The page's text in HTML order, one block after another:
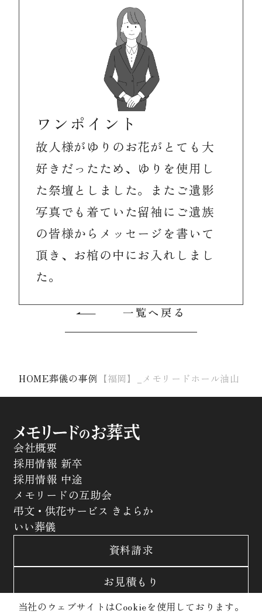
ワンポイント
故人様がゆりのお花がとても大
好きだったため、ゆりを使用し
た祭壇としました。またご遺影
写真でも着ていた留袖にご遺族
の皆様からメッセージを書いて
頂き、お棺の中にお入れしまし
た。
一覧へ戻る
HOME葬儀の事例 【福岡】_メモリードホール油山
会社概要
採用情報 新卒
採用情報 中途
メモリードの互助会
弔文・供花サービス きよらか
いい葬儀
資料請求
お見積もり
当社のウェブサイトはCookieを使用しております。